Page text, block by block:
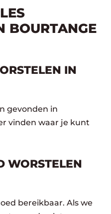
BOURTANGE
IN
gevonden in
vinden waar je kunt
WORSTELEN
bereikbaar. Als we